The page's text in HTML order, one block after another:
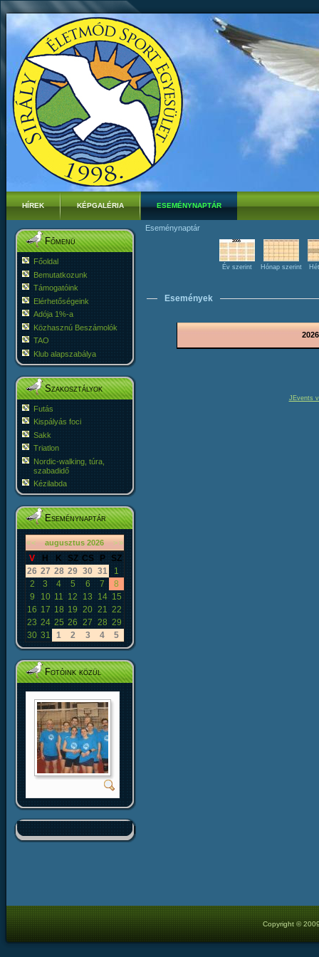
HÍREK KÉPGALÉRIA ESEMÉNYNAPTÁR
Főmenü
Főoldal
Bemutatkozunk
Támogatóink
Elérhetőségeink
Adója 1%-a
Közhasznú Beszámolók
TAO
Klub alapszabálya
Szakosztályok
Futás
Kispályás foci
Sakk
Triatlon
Nordic-walking, túra,
szabadidő
Kézilabda
Eseménynaptár
«< augusztus 2026 >»
V H K SZ CS P
SZ
26 27 28 29 30 31
1
2
3 4 5 6 7
8
9
10 11 12 13 14 15
16 17 18 19 20 21 22
23 24 25 26 27 28 29
30 31 1 2 3 4 5
Fotóink közül
Eseménynaptár
Év szerint Hónap szerint
Események
JEvents
Copyright ©